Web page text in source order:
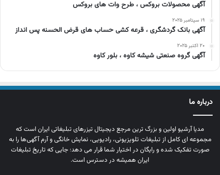
آگهی محصولات بروکس ، طرح وات های بروکس
۱۹ سپتامبر ۲۰۲۵
آگهی بانک گردشگری ، قرعه کشی حساب های قرض الحسنه پس انداز
۲۰ اکتبر ۲۰۲۵
آگهی گروه صنعتی شیشه کاوه ، بلور کاوه
درباره ما
مدیا آرشیو اولین و بزرگ‌ ترین مرجع دیجیتال تیزرهای تبلیغاتی ایران است که
مجموعه‌ ای کامل از تبلیغات تلویزیونی، رادیویی، نمایش خانگی و آرم‌ آگهی‌ها را به‌
صورت تفکیک‌ شده و رایگان در اختیار شما قرار می‌ دهد؛ جایی که تاریخ تبلیغات
ایران همیشه در دسترس است.